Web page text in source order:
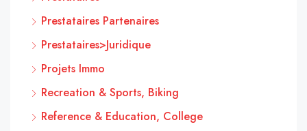
Prestataires Partenaires
Prestataires>Juridique
Projets Immo
Recreation & Sports, Biking
Reference & Education, College